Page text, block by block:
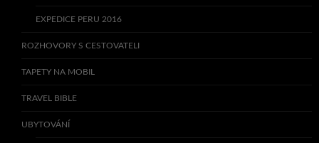
EXPEDICE PERU 2016
ROZHOVORY S CESTOVATELI
TAPETY NA MOBIL
TRAVEL BIBLE
UBYTOVÁNÍ